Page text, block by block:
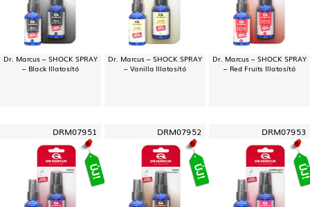
Dr. Marcus – SHOCK SPRAY
– Black Illatosító
Dr. Marcus – SHOCK SPRAY
– Vanilla Illatosító
Dr. Marcus – SHOCK SPRAY
– Red Fruits Illatosító
DRM07951 DRM07952 DRM07953